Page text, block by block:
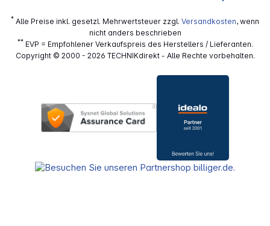
* Alle Preise inkl. gesetzl. Mehrwertsteuer zzgl. Versandkosten, wenn
nicht anders beschrieben
**EVP = Empfohlener Verkaufspreis des Herstellers / Lieferanten.
Copyright © 2000 - 2026 TECHNIKdirekt - Alle Rechte vorbehalten.